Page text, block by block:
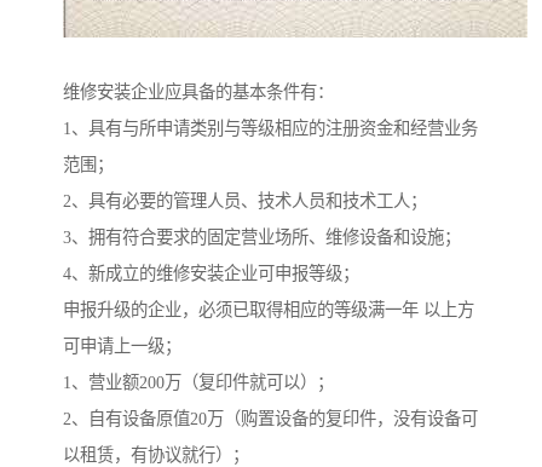
维修安装企业应具备的基本条件有：
1、具有与所申请类别与等级相应的注册资金和经营业务
范围；
2、具有必要的管理人员、技术人员和技术工人；
3、拥有符合要求的固定营业场所、维修设备和设施；
4、新成立的维修安装企业可申报等级；
申报升级的企业，必须已取得相应的等级满一年 以上方
可申请上一级；
1、营业额200万（复印件就可以）；
2、自有设备原值20万（购置设备的复印件，没有设备可
以租赁，有协议就行）；